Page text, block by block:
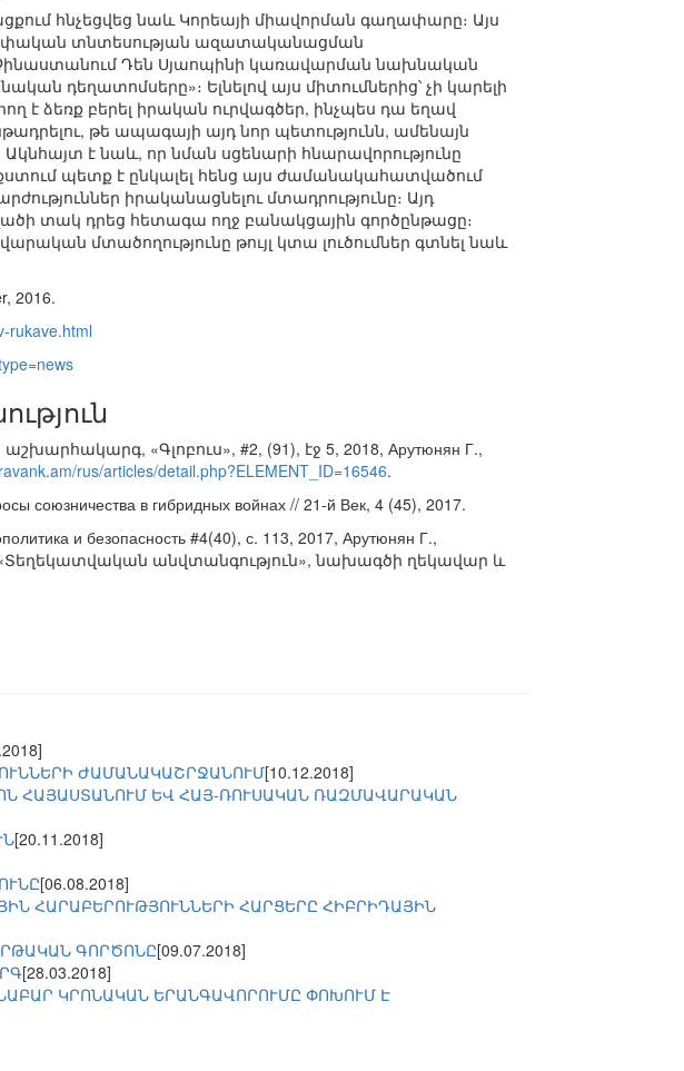
հնչեցվեց նաև Կորեայի միավորման գաղափարը։ Այս
սեփական տնտեսության ազատականացման
Չինաստանում Դեն Սյաոպինի կառավարման նախնական
դեղատոմսերը»։ Ելնելով այս միտումներից՝ չի կարելի
է ձեռք բերել իրական ուրվագծեր, ինչպես դա եղավ
թե ապագայի այդ նոր պետությունն, ամենայն
է նաև, որ նման սցենարի հնարավորությունը
պետք է ընկալել հենց այս ժամանակահատվածում
իրականացնելու մտադրությունը։ Այդ
տակ դրեց հետագա ողջ բանակցային գործընթացը։
մտածողությունը թույլ կտա լուծումներ գտնել նաև
2016.
rukave.html
«Գլոբուս», #2, (91), էջ 5, 2018, Арутюнян Г.,
rus/articles/detail.php?ELEMENT_ID=16546.
союзничества в гибридных войнах // 21-й Век, 4 (45), 2017.
и безопасность #4(40), с. 113, 2017, Арутюнян Г.,
«Տեղեկատվական անվտանգություն», նախագծի ղեկավար և
ԺԱՄԱՆԱԿԱՇՐՋԱՆՈՒՄ[10.12.2018]
ՀԱՅԱՍՏԱՆՈՒՄ ԵՎ ՀԱՅ-ՌՈՒՍԱԿԱՆ ՌԱԶՄԱՎԱՐԱԿԱՆ
[20.11.2018]
[06.08.2018]
ՀԱՐԱԲԵՐՈՒԹՅՈՒՆՆԵՐԻ ՀԱՐՑԵՐԸ ՀԻԲՐԻԴԱՅԻՆ
ԳՈՐԾՈՆԸ[09.07.2018]
[28.03.2018]
ԿՐՈՆԱԿԱՆ ԵՐԱՆԳԱՎՈՐՈՒՄԸ ՓՈԽՈՒՄ Է